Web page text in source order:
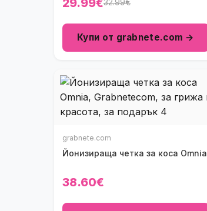
29.99€32.99€
Купи от grabnete.com →
grabnete.com
Йонизираща четка за коса Omnia
38.60€